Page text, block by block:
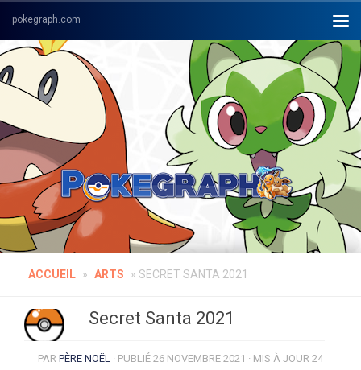
Skip to content
ACCUEIL » ARTS » SECRET SANTA 2021
Secret Santa 2021
PAR PÈRE NOËL · PUBLIÉ 26 NOVEMBRE 2021 · MIS À JOUR 24